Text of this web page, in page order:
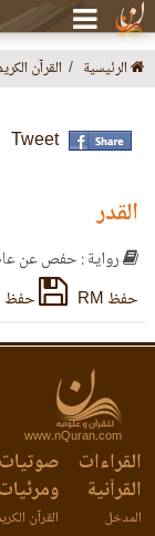
الرئيسية القرآن
Tweet
القدر
رواية : حفص عن
حفظ RM
حفظ mp3
www.nQuran.com
القراءات
القرآنية
المدخل
صوتيات
ومرئيات
القرآن